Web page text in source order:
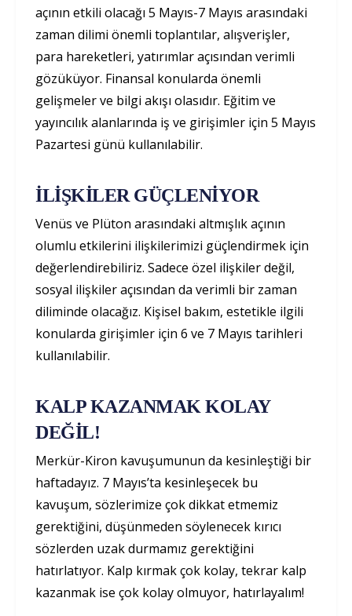
açının etkili olacağı 5 Mayıs-7 Mayıs arasındaki
zaman dilimi önemli toplantılar, alışverişler,
para hareketleri, yatırımlar açısından verimli
gözüküyor. Finansal konularda önemli
gelişmeler ve bilgi akışı olasıdır. Eğitim ve
yayıncılık alanlarında iş ve girişimler için 5 Mayıs
Pazartesi günü kullanılabilir.
İLİŞKİLER GÜÇLENİYOR
Venüs ve Plüton arasındaki altmışlık açının
olumlu etkilerini ilişkilerimizi güçlendirmek için
değerlendirebiliriz. Sadece özel ilişkiler değil,
sosyal ilişkiler açısından da verimli bir zaman
diliminde olacağız. Kişisel bakım, estetikle ilgili
konularda girişimler için 6 ve 7 Mayıs tarihleri
kullanılabilir.
KALP KAZANMAK KOLAY
DEĞİL!
Merkür-Kiron kavuşumunun da kesinleştiği bir
haftadayız. 7 Mayıs’ta kesinleşecek bu
kavuşum, sözlerimize çok dikkat etmemiz
gerektiğini, düşünmeden söylenecek kırıcı
sözlerden uzak durmamız gerektiğini
hatırlatıyor. Kalp kırmak çok kolay, tekrar kalp
kazanmak ise çok kolay olmuyor, hatırlayalım!